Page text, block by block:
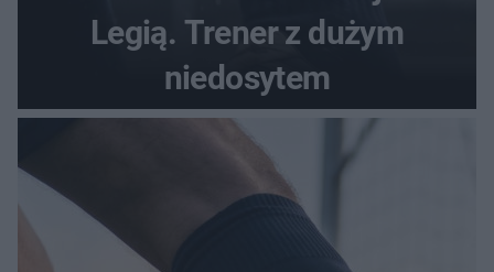
Legią. Trener z dużym
niedosytem